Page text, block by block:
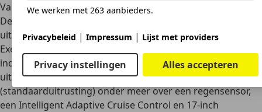
Varianten
De Toyota Camry Hybrid
uitrustingsniveaus: Active (standaarduitrusting), Dynamic,
Executive en Premium. De Camry maakt bij alle varianten
indruk met zijn hoge mate van comfort en elegante
uitstraling. Zo beschikt de Camry Active
(standaarduitrusting) onder meer over een regensensor,
een Intelligent Adaptive Cruise Control en 17-inch
We werken met 263 aanbieders.
Privacybeleid | Impressum | Lijst met providers
Privacy instellingen Alles accepteren